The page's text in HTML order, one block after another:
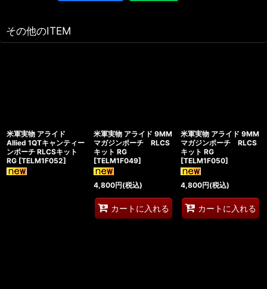
その他のITEM
米軍実物 アライド
Allied 1QTキャンティー
ンポーチ RLCSキット
RG [TELM1F052]
米軍実物 アライド 9MM
マガジンポーチ RLCS
キット RG
[TELM1F049]
4,800円(税込)
カートに入れる
米軍実物 アライド 9MM
マガジンポーチ RLCS
キット RG
[TELM1F050]
4,800円(税込)
カートに入れる